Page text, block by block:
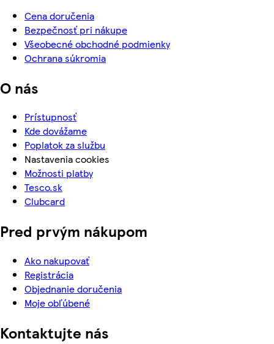
Cena doručenia
Bezpečnosť pri nákupe
Všeobecné obchodné podmienky
Ochrana súkromia
O nás
Prístupnosť
Kde dovážame
Poplatok za službu
Nastavenia cookies
Možnosti platby
Tesco.sk
Clubcard
Pred prvým nákupom
Ako nakupovať
Registrácia
Objednanie doručenia
Moje obľúbené
Kontaktujte nás